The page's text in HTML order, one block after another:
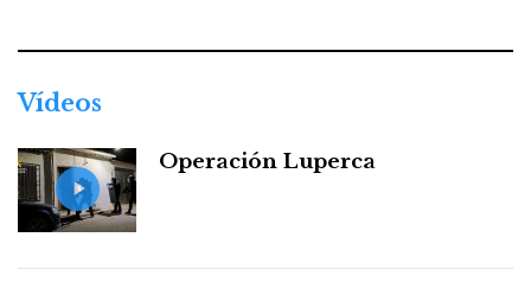
Vídeos
Operación Luperca